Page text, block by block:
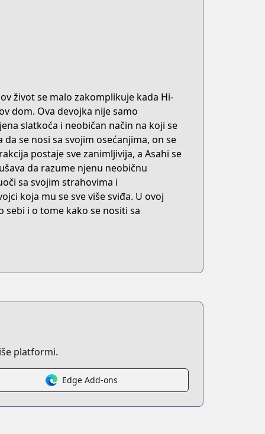
život se malo zakomplikuje kada Hi-
dom. Ova devojka nije samo
slatkoća i neobičan način na koji se
se nosi sa svojim osećanjima, on se
postaje sve zanimljivija, a Asahi se
da razume njenu neobičnu
sa svojim strahovima i
koja mu se sve više sviđa. U ovoj
i o tome kako se nositi sa
platformi.
Edge Add-ons